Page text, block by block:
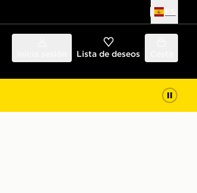
Lista de deseos